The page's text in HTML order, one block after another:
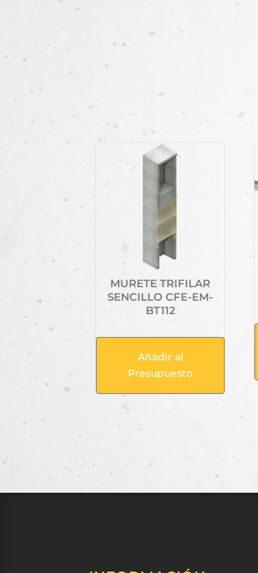
MURETE TRIFILAR
SENCILLO CFE-EM-
BT112
Añadir al
Presupuesto